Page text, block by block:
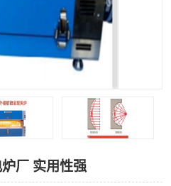
厂 实用性强
红外加热控制器
热环境试验设备